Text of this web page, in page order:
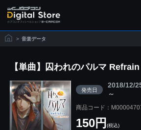
> 音楽データ
【単曲】囚われのパルマ
発売日
2018/12/
～
商品コード：
150円 (税込)